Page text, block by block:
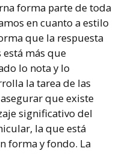
forma parte de toda
en cuanto a estilo
que la respuesta
más que
lo nota y lo
la tarea de las
que existe
significativo del
la que está
forma y fondo. La